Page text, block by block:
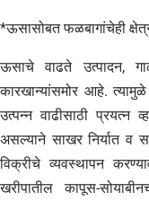
*ऊसासोबत फळबागांचेही
ऊसाचे वाढते उत्पादन,
कारखान्यांसमोर आहे.
उत्पन्न वाढीसाठी प्रयत्न
असल्याने साखर निर्यात व
विक्रीचे व्यवस्थापन
खरीपातील कापूस-